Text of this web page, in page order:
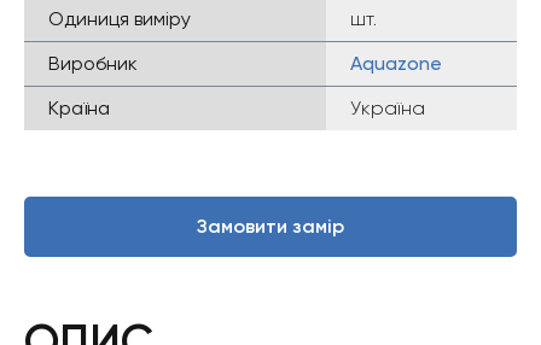
Одиниця виміру
шт.
Виробник
Aquazone
Країна
Україна
Замовити замір